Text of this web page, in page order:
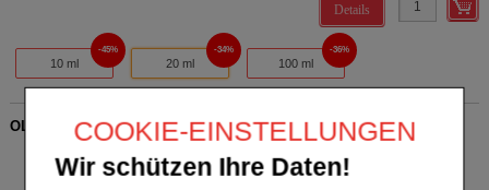
COOKIE-EINSTELLUNGEN
Wir schützen Ihre Daten!
Details
10 ml
45%
20 ml
34%
100 ml
36%
OLYNTH 0,1% für Erwachsene Nasentropfen
(OTC)
AVP***